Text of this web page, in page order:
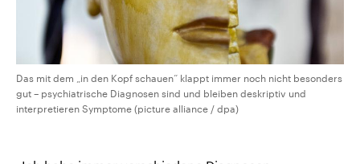
Das mit dem „in den Kopf schauen“ klappt immer noch nicht besonders
gut – psychiatrische Diagnosen sind und bleiben deskriptiv und
interpretieren Symptome (picture alliance / dpa)